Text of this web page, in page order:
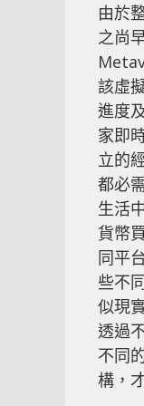
由於
之尚
該虛
進度
家即
立的
都必
生活
貨幣
同平
些不
似現
透過
不同
構，